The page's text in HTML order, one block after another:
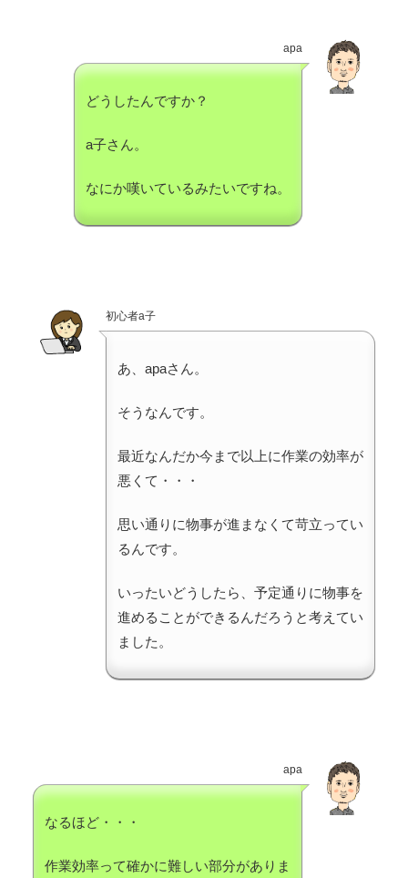
apa
どうしたんですか？
a子さん。
なにか嘆いているみたいですね。
初心者a子
あ、apaさん。
そうなんです。
最近なんだか今まで以上に作業の効率が
悪くて・・・
思い通りに物事が進まなくて苛立ってい
るんです。
いったいどうしたら、予定通りに物事を
進めることができるんだろうと考えてい
ました。
apa
なるほど・・・
作業効率って確かに難しい部分がありま